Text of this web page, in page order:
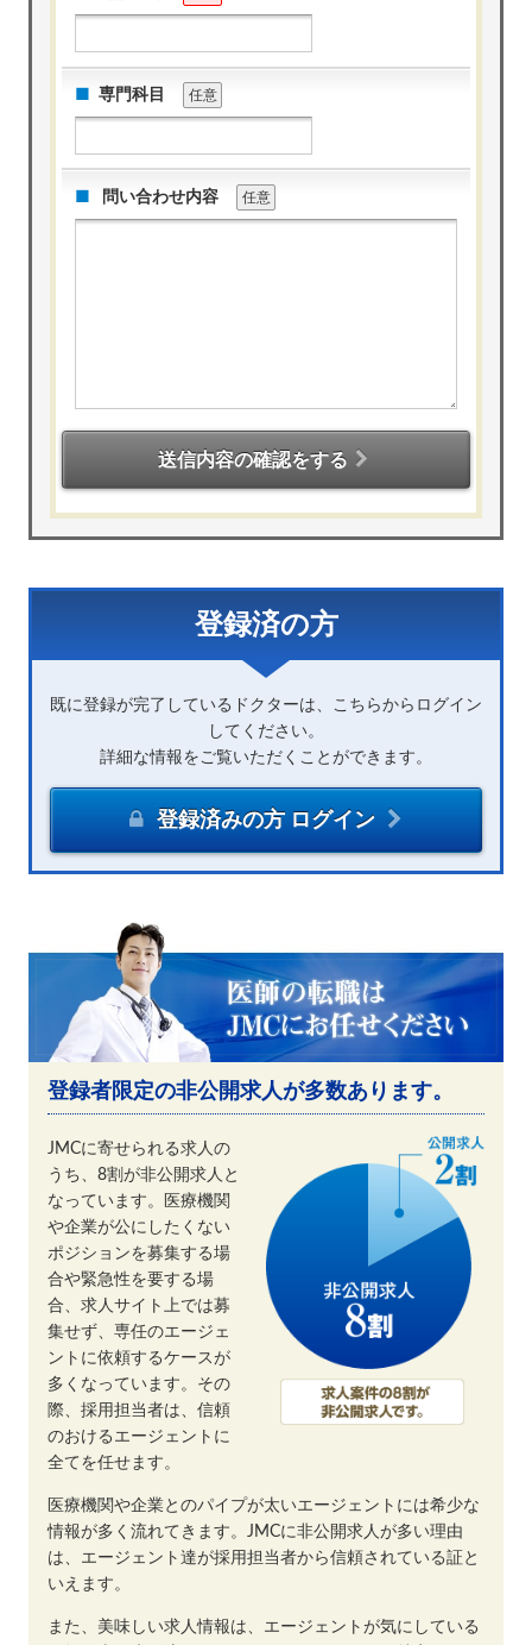
専門科目 任意
問い合わせ内容 任意
送信内容の確認をする
登録済の方
既に登録が完了しているドクターは、こちらからログイン
してください。
詳細な情報をご覧いただくことができます。
登録済みの方 ログイン
登録者限定の非公開求人が多数あります。
JMCに寄せられる求人の
うち、8割が非公開求人と
なっています。医療機関
や企業が公にしたくない
ポジションを募集する場
合や緊急性を要する場
合、求人サイト上では募
集せず、専任のエージェ
ントに依頼するケースが
多くなっています。その
際、採用担当者は、信頼
のおけるエージェントに
全てを任せます。
医療機関や企業とのパイプが太いエージェントには希少な
情報が多く流れてきます。JMCに非公開求人が多い理由
は、エージェント達が採用担当者から信頼されている証と
いえます。
また、美味しい求人情報は、エージェントが気にしている